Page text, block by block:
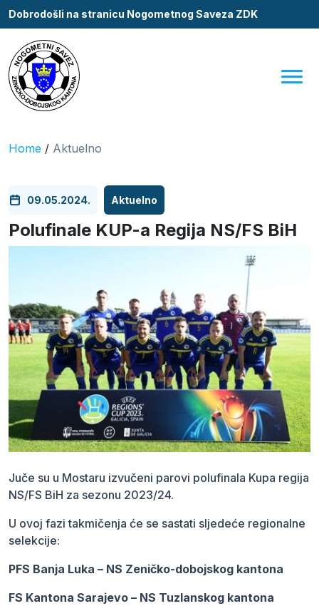
Dobrodošli na stranicu Nogometnog Saveza ZDK
Home / Aktuelno
09.05.2024. Aktuelno
Polufinale KUP-a Regija NS/FS BiH
Juče su u Mostaru izvučeni parovi polufinala Kupa regija
NS/FS BiH za sezonu 2023/24.
U ovoj fazi takmičenja će se sastati sljedeće regionalne
selekcije:
PFS Banja Luka – NS Zeničko-dobojskog kantona
FS Kantona Sarajevo – NS Tuzlanskog kantona